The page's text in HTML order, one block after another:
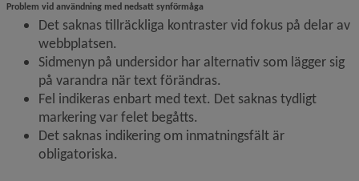
Problem vid användning med nedsatt synförmåga
Det saknas tillräckliga kontraster vid fokus på delar av
webbplatsen.
Sidmenyn på undersidor har alternativ som lägger sig
på varandra när text förändras.
Fel indikeras enbart med text. Det saknas tydligt
markering var felet begåtts.
Det saknas indikering om inmatningsfält är
obligatoriska.